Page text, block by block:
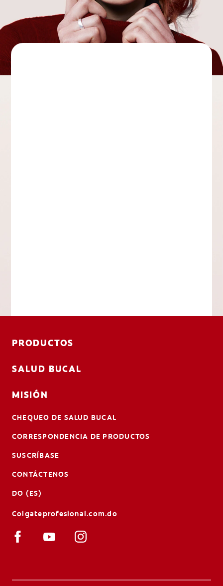
PRODUCTOS
SALUD BUCAL
MISIÓN
CHEQUEO DE SALUD BUCAL
CORRESPONDENCIA DE PRODUCTOS
SUSCRÍBASE
CONTÁCTENOS
DO (ES)
Colgateprofesional.com.do